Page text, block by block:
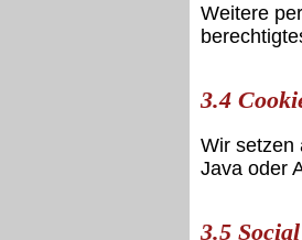
Weitere
3.4
Wir setzen
Java oder
3.5